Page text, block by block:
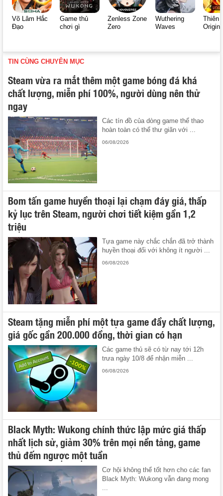
Võ Lâm Hắc
Đạo
Game thủ
chơi gì
Zenless Zone
Zero
Wuthering
Waves
Thiên
Origin
TIN CÙNG CHUYÊN MỤC
Steam vừa ra mắt thêm một game bóng đá khá
chất lượng, miễn phí 100%, người dùng nên thử
ngay
Các tín đồ của dòng game thể thao
hoàn toàn có thể thư giãn với ...
06/08/2026
Bom tấn game huyền thoại lại chạm đáy giá, thấp
kỷ lục trên Steam, người chơi tiết kiệm gần 1,2
triệu
Tựa game này chắc chắn đã trở thành
huyền thoại đối với không ít người ...
06/08/2026
Steam tặng miễn phí một tựa game đầy chất lượng,
giá gốc gần 200.000 đồng, thời gian có hạn
Các game thủ sẽ có từ nay tới 12h
trưa ngày 10/8 để nhận miễn ...
06/08/2026
Black Myth: Wukong chính thức lập mức giá thấp
nhất lịch sử, giảm 30% trên mọi nền tảng, game
thủ đếm ngược một tuần
Cơ hội không thể tốt hơn cho các fan
Black Myth: Wukong vẫn đang mong
...